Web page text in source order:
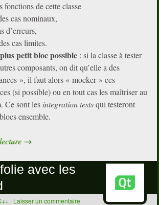
fonctions de cette classe
cas nominaux,
d’erreurs,
cas limites.
petit bloc possible : si la classe à tester
composants, on dit qu’elle a des
», il faut alors « mocker » ces
(si possible) ou en tout cas les maîtriser au
Ce sont les integration testsqui testeront
ensemble.
→
avec les
| Laisser un commentaire